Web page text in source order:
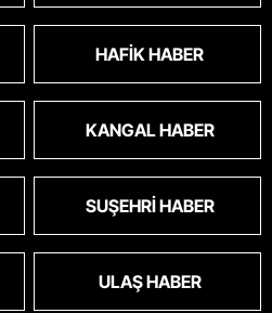
HAFIK HABER
KANGAL HABER
SUŞEHRI HABER
ULAŞ HABER